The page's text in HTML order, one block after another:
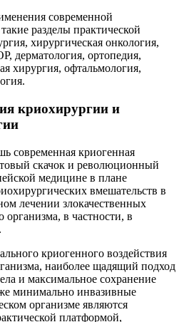
современной
разделы практической
хирургическая онкология,
дерматология, ортопедия,
хирургия, офтальмология,
криохирургии и
современная криогенная
скачок и революционный
медицине в плане
вмешательств в
лечении злокачественных
организма, в частности, в
криогенного воздействия
наиболее щадящий подход
и максимальное сохранение
минимально инвазивные
организме являются
платформой,